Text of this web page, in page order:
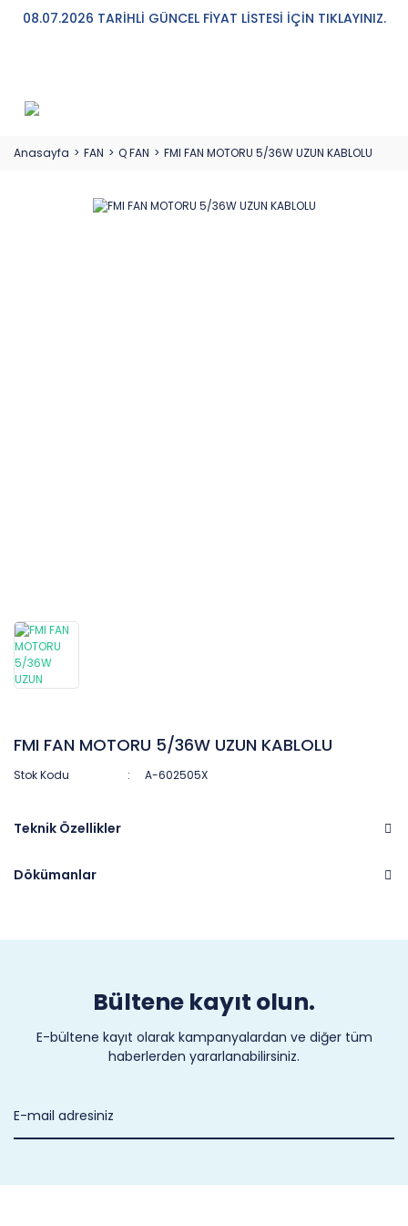
08.07.2026 TARİHLİ GÜNCEL FİYAT LİSTESİ İÇİN TIKLAYINIZ.
Anasayfa FAN Q FAN FMI FAN MOTORU 5/36W UZUN KABLOLU
FMI FAN MOTORU 5/36W UZUN KABLOLU
Stok Kodu A-602505X
Teknik Özellikler
Dökümanlar
Bültene kayıt olun.
E-bültene kayıt olarak kampanyalardan ve diğer tüm
haberlerden yararlanabilirsiniz.